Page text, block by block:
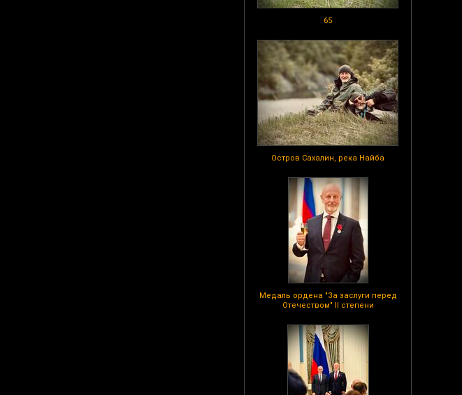
65
Остров Сахалин, река Найба
Медаль ордена "За заслуги перед
Отечеством" II степени